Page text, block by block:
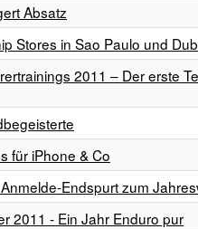
Absatz
Stores in Sao Paulo und
2011 – Der erste
für iPhone & Co
Endspurt zum
2011 - Ein Jahr Enduro pur